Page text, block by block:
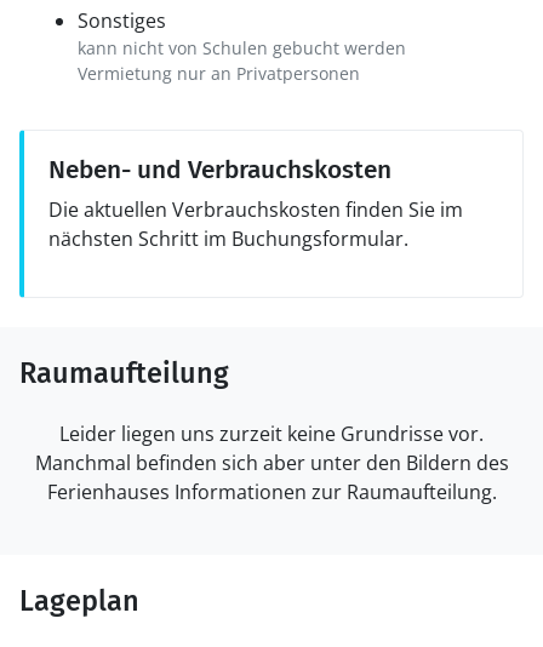
Sonstiges
kann nicht von Schulen gebucht werden
Vermietung nur an Privatpersonen
Neben- und Verbrauchskosten
Die aktuellen Verbrauchskosten finden Sie im
nächsten Schritt im Buchungsformular.
Raumaufteilung
Leider liegen uns zurzeit keine Grundrisse vor.
Manchmal befinden sich aber unter den Bildern des
Ferienhauses Informationen zur Raumaufteilung.
Lageplan